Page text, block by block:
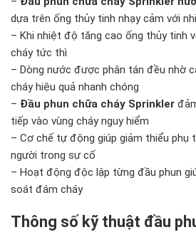
dựa trên ống thủy tinh nhạy cảm với
– Khi nhiệt độ tăng cao ống thủy tinh
cháy tức thì
– Dòng nước được phân tán đều nhờ
cháy hiệu quả nhanh chóng
– Đầu phun chữa cháy Sprinkler
tiếp vào vùng cháy nguy hiểm
– Cơ chế tự động giúp giảm thiểu phụ
người trong sự cố
– Hoạt động độc lập từng đầu phun
soát đám cháy
Thông số kỹ thuật đầu